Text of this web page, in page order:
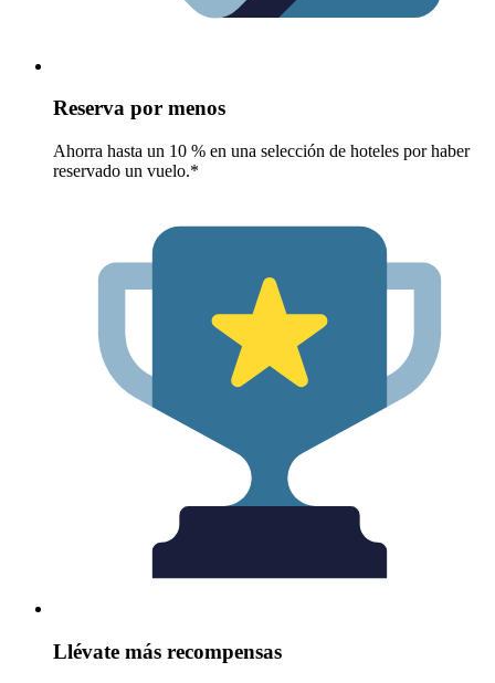
Reserva por menos
Ahorra hasta un 10 % en una selección de hoteles por haber
reservado un vuelo.*
Llévate más recompensas